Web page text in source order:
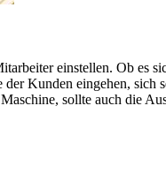
einstellen. Ob es
Kunden eingehen,
sollte auch die